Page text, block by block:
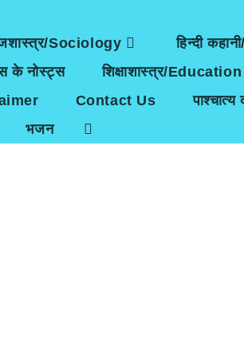
Sociology हिन्दी
के नोस्ट्स शिक्षाशास्त्र/Education
Contact Us
भजन